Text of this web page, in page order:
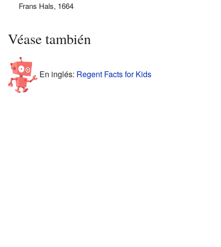
Frans Hals, 1664
Véase también
En inglés: Regent Facts for Kids